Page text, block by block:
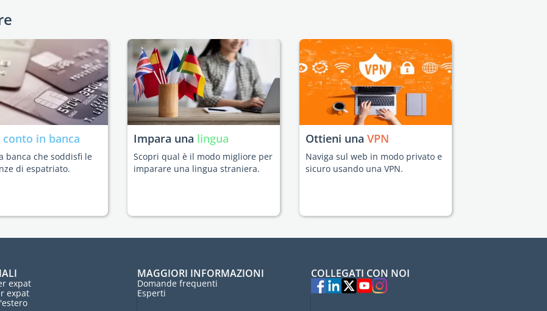
conto in banca
banca che soddisfi le
di espatriato.
Impara una lingua
Scopri qual è il modo migliore per
imparare una lingua straniera.
Ottieni una VPN
Naviga sul web in modo privato e
sicuro usando una VPN.
expat
expat
MAGGIORI INFORMAZIONI
Domande frequenti
Esperti
COLLEGATI CON NOI